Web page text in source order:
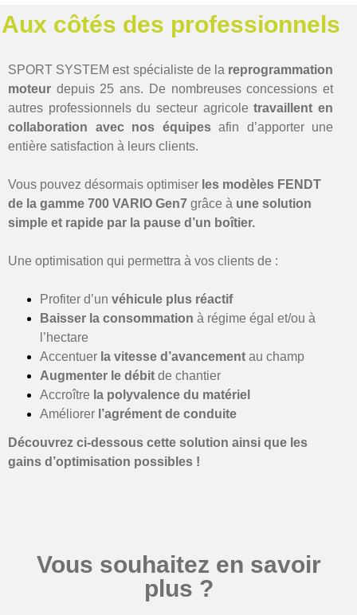
Aux côtés des professionnels
SPORT SYSTEM est spécialiste de la reprogrammation
moteur depuis 25 ans. De nombreuses concessions et
autres professionnels du secteur agricoletravaillent en
collaboration avec nos équipesafin d’apporter une
entière satisfaction à leurs clients.
Vous pouvez désormais optimiser les modèles FENDT
de la gamme 700 VARIO Gen7 grâce à une solution
simple et rapide par la pause d’un boîtier.
Une optimisation qui permettra à vos clients de :
Profiter d’un véhicule plus réactif
Baisser la consommation à régime égal et/ou à
l’hectare
Accentuer la vitesse d’avancement au champ
Augmenter le débit de chantier
Accroître la polyvalence du matériel
Améliorer l’agrément de conduite
Découvrez ci-dessous cette solution ainsi que les
gains d’optimisation possibles !
Vous souhaitez en savoir
plus ?